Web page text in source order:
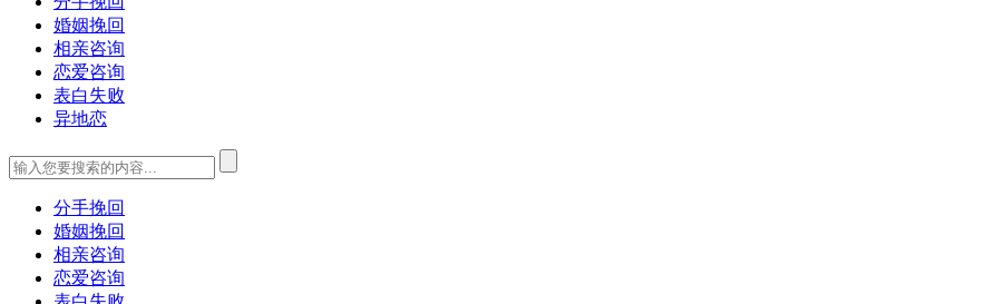
婚姻挽回
相亲咨询
恋爱咨询
表白失败
异地恋
分手挽回
婚姻挽回
相亲咨询
恋爱咨询